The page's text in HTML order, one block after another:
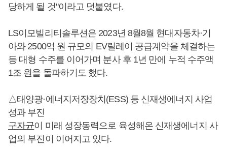
당하게 될 것"이라고 덧붙였다.
LS이모빌리티솔루션은 2023년 8월8월 현대자동차·기
아와 2500억 원 규모의 EV릴레이 공급계약을 체결하는
등 대형 수주를 이어가며 분사 후 1년 만에 누적 수주액
1조 원을 돌파하기도 했다.
△태양광·에너지저장장치(ESS) 등 신재생에너지 사업
성과 부진
구자균이 미래 성장동력으로 육성해온 신재생에너지 사
업의 부진이 이어지고 있다.